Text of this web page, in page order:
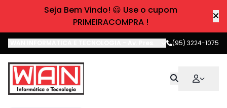
Seja Bem Vindo! 😃 Use o cupom
PRIMEIRACOMPRA !
Av. Pres. Castelo Branco,Boa
(95) 3224-1075